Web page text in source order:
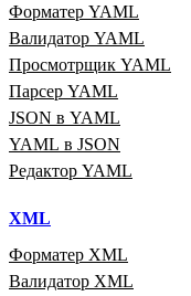
Форматер YAML
Валидатор YAML
Просмотрщик YAML
Парсер YAML
JSON в YAML
YAML в JSON
Редактор YAML
XML
Форматер XML
Валидатор XML